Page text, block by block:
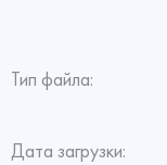
Тип файла:
Дата загрузки: